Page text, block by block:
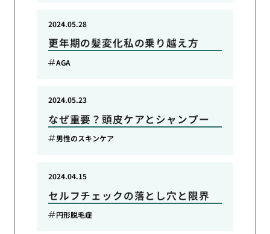
更年期の髪変化私の乗り越え方
2024.05.28
AGA
なぜ重要？頭皮ケアとシャンプー
2024.05.23
男性のスキンケア
セルフチェックの落とし穴と限界
2024.04.15
円形脱毛症